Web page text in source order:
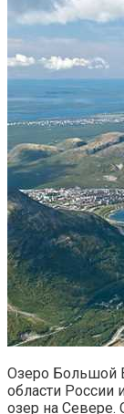
Озеро Большой
области России
озер на Севере.